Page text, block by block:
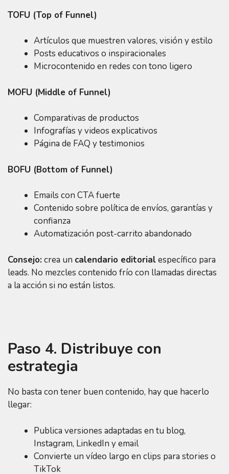
TOFU (Top of Funnel)
Artículos que muestren valores, visión y estilo
Posts educativos o inspiracionales
Microcontenido en redes con tono ligero
MOFU (Middle of Funnel)
Comparativas de productos
Infografías y videos explicativos
Página de FAQ y testimonios
BOFU (Bottom of Funnel)
Emails con CTA fuerte
Contenido sobre política de envíos, garantías y
confianza
Automatización post-carrito abandonado
Consejo: crea un calendario editorialespecífico para
leads. No mezcles contenido frío con llamadas directas
a la acción si no están listos.
Paso 4. Distribuye con
estrategia
No basta con tener buen contenido, hay que hacerlo
llegar:
Publica versiones adaptadas en tu blog,
Instagram, LinkedIn y email
Convierte un vídeo largo en clips para stories o
TikTok